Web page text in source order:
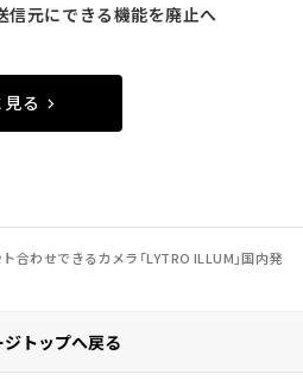
信元にできる機能を廃止へ
る
合わせできるカメラ「LYTRO ILLUM」国内発
ジトップへ戻る